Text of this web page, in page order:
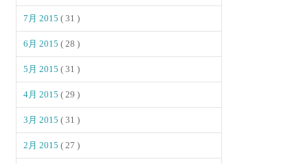
7月 2015( 31 )
6月 2015( 28 )
5月 2015( 31 )
4月 2015( 29 )
3月 2015( 31 )
2月 2015( 27 )